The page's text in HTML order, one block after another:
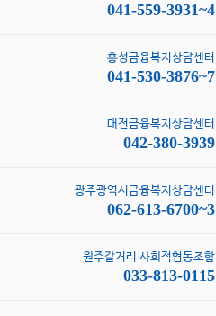
041-559-3931~4
홍성금융복지상담센터
041-530-3876~7
대전금융복지상담센터
042-380-3939
광주광역시금융복지상담센터
062-613-6700~3
원주갈거리 사회적협동조합
033-813-0115